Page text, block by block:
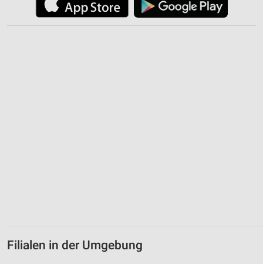
Filialen in der Umgebung
Notwendig